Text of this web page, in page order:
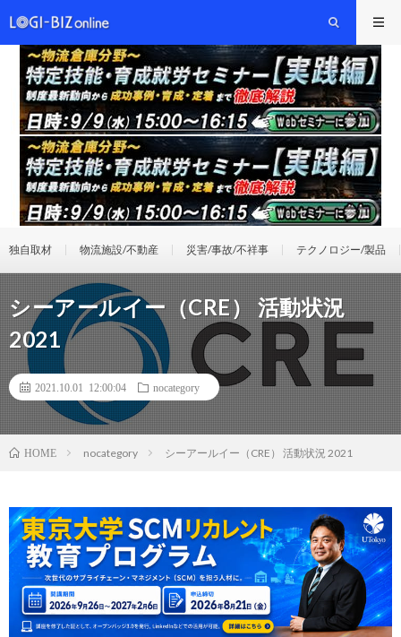
独自取材 物流施設/不動産 災害/事故/不祥事 テクノロジー/製品
シーアールイー（CRE） 活動状況
2021
2021.10.01 12:00:04 nocategory
HOME nocategory シーアールイー（CRE） 活動状況 2021